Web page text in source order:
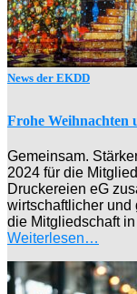
News der EKDD
Frohe Weihnachten
Gemeinsam.
2024 für die
Druckereien eG
wirtschaftlicher und
die Mitgliedschaft
Weiterlesen…